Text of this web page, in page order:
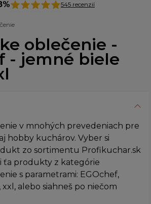
545 recenzií
oblečenie -
- jemné biele
v mnohých prevedeniach pre
hobby kuchárov. Vyber si
zo sortimentu Profikuchar.sk
ťa produkty z kategórie
s parametrami: EGOchef,
xxl, alebo siahneš po niečom